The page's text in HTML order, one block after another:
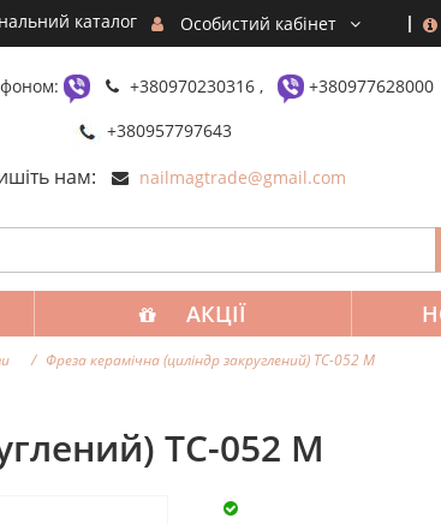
каталог Особистий кабінет
+380970230316 ,
+380977628000
+380957797643
нам: nailmagtrade@gmail.com
АКЦІЇ
Фреза керамічна (циліндр закруглений) TC-052 М
TC-052 М